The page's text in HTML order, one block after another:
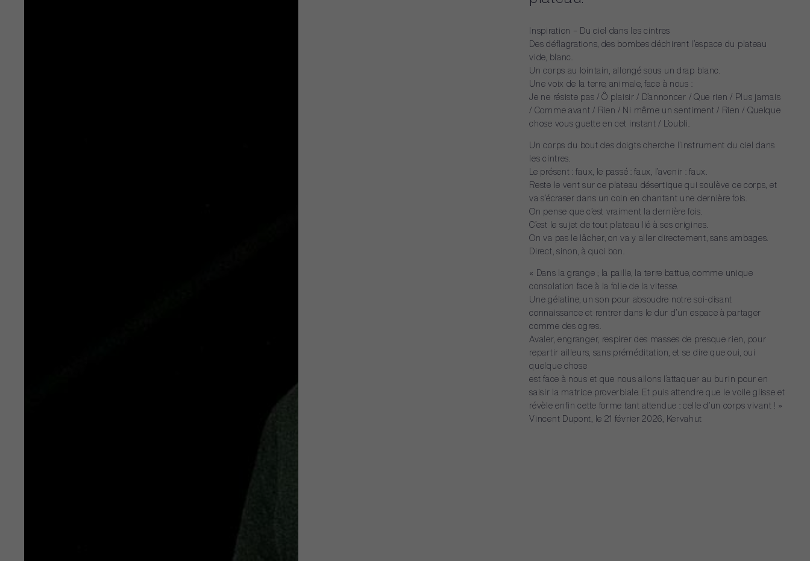
Inspiration – Du ciel dans les cintres
Des déflagrations, des bombes déchirent l’espace du plateau
vide,
blanc.
Un corps au lointain, allongé sous un drap blanc.
Une voix de la terre, animale, face à nous :
Je ne résiste pas / Ô plaisir / D’annoncer / Que rien / Plus jamais
/ Comme avant / Rien / Ni même un sentiment / Rien / Quelque
chose vous guette en cet instant / L’oubli.
Un corps du bout des doigts cherche l’instrument du ciel dans
les cintres.
Le présent : faux, le passé : faux, l’avenir : faux.
Reste le vent sur ce plateau désertique qui soulève ce corps, et
va s’écraser dans un coin en chantant une dernière fois.
On pense que c’est vraiment la dernière fois.
C’est le sujet de tout plateau lié à ses origines.
On va pas le lâcher, on va y aller directement, sans ambages.
Direct, sinon, à quoi bon.
« Dans la grange ; la paille, la terre battue, comme unique
consolation face à la folie de la vitesse.
Une gélatine, un son pour absoudre notre soi-disant
connaissance et rentrer dans le dur d’un espace à partager
comme des ogres.
Avaler, engranger, respirer des masses de presque rien,
pour
repartir ailleurs, sans préméditation, et se dire que oui, oui
quelque chose
est face à nous et que nous allons l’attaquer au burin pour en
saisir la matrice proverbiale. Et puis attendre que le voile glisse et
révèle enfin cette forme tant attendue : celle d’un corps vivant ! »
Vincent Dupont, le 21 février 2026, Kervahut